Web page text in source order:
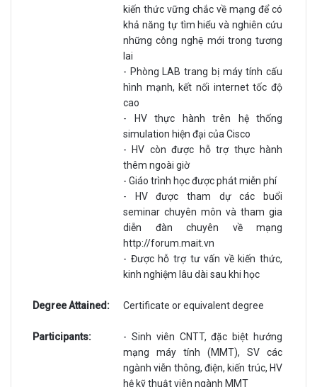
kiến thức vững chắc về mạng để có
khả năng tự tìm hiểu và nghiên cứu
những công nghệ mới trong tương
lai
- Phòng LAB trang bị máy tính cấu
hình mạnh, kết nối internet tốc độ
cao
- HV thực hành trên hệ thống
simulation hiện đại của Cisco
- HV còn được hỗ trợ thực hành
thêm ngoài giờ
- Giáo trình học được phát miễn phí
- HV được tham dự các buổi
seminar chuyên môn và tham gia
diễn đàn chuyên về mạng
http://forum.mait.vn
- Được hỗ trợ tư vấn về kiến thức,
kinh nghiệm lâu dài sau khi học
Degree Attained: Certificate or equivalent degree
Participants:
- Sinh viên CNTT, đặc biệt hướng
mạng máy tính (MMT), SV các
ngành viễn thông, điện, kiến trúc, HV
hệ kỹ thuật viên ngành MMT